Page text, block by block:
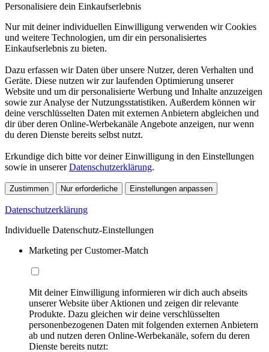
Personalisiere dein Einkaufserlebnis
Nur mit deiner individuellen Einwilligung verwenden wir Cookies
und weitere Technologien, um dir ein personalisiertes
Einkaufserlebnis zu bieten.
Dazu erfassen wir Daten über unsere Nutzer, deren Verhalten und
Geräte. Diese nutzen wir zur laufenden Optimierung unserer
Website und um dir personalisierte Werbung und Inhalte anzuzeigen
sowie zur Analyse der Nutzungsstatistiken. Außerdem können wir
deine verschlüsselten Daten mit externen Anbietern abgleichen und
dir über deren Online-Werbekanäle Angebote anzeigen, nur wenn
du deren Dienste bereits selbst nutzt.
Erkundige dich bitte vor deiner Einwilligung in den Einstellungen
sowie in unsererDatenschutzerklärung.
Zustimmen Nur erforderliche Einstellungen anpassen
Datenschutzerklärung
Individuelle Datenschutz-Einstellungen
Marketing per Customer-Match
Mit deiner Einwilligung informieren wir dich auch abseits
unserer Website über Aktionen und zeigen dir relevante
Produkte. Dazu gleichen wir deine verschlüsselten
personenbezogenen Daten mit folgenden externen Anbietern
ab und nutzen deren Online-Werbekanäle, sofern du deren
Dienste bereits nutzt: